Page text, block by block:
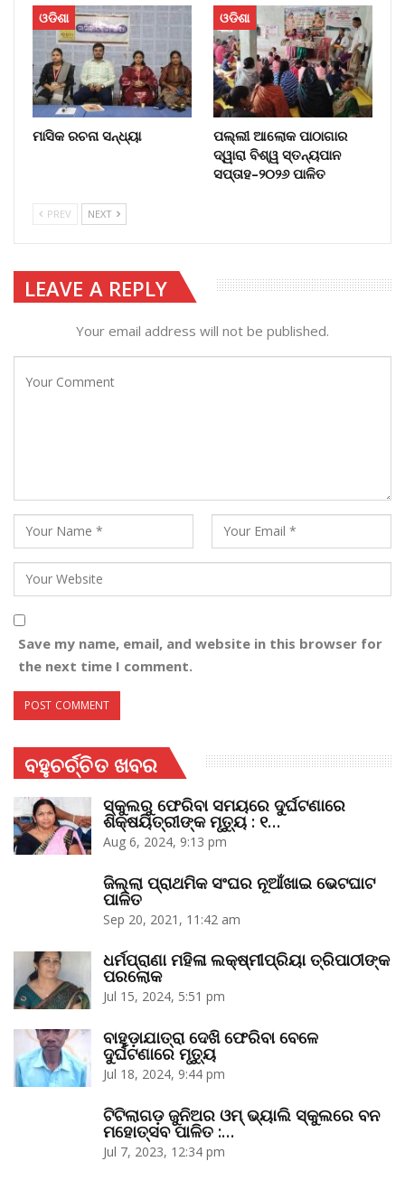
ଓଡିଶା
ମାସିକ ରଚନା ସନ୍ଧ୍ୟା
ଓଡିଶା
ପଲ୍ଲୀ ଆଲୋକ ପାଠାଗାର
ଦ୍ୱାରା ବିଶ୍ୱ ସ୍ତନ୍ୟପାନ
ସପ୍ତାହ–୨୦୨୬ ପାଳିତ
PREV NEXT
LEAVE A REPLY
Your email address will not be published.
Save my name, email, and website in this browser for
the next time I comment.
ବହୁଚର୍ଚ୍ଚିତ ଖବର
ସ୍କୁଲରୁ ଫେରିବା ସମୟରେ ଦୁର୍ଘଟଣାରେ
ଶିକ୍ଷୟିତ୍ରୀଙ୍କ ମୃତ୍ୟୁ : ୧…
Aug 6, 2024, 9:13 pm
ଜିଲ୍ଲା ପ୍ରାଥମିକ ସଂଘର ନୂଆଁଖାଇ ଭେଟଘାଟ
ପାଳିତ
Sep 20, 2021, 11:42 am
ଧର୍ମପ୍ରାଣା ମହିଳା ଲକ୍ଷ୍ମୀପ୍ରିୟା ତ୍ରିପାଠୀଙ୍କ
ପରଲୋକ
Jul 15, 2024, 5:51 pm
ବାହୁଡ଼ାଯାତ୍ରା ଦେଖି ଫେରିବା ବେଳେ
ଦୁର୍ଘଟଣାରେ ମୃତ୍ୟୁ
Jul 18, 2024, 9:44 pm
ଟିଟିଲାଗଡ଼ ଜୁନିଅର ଓମ୍‌ ଭ୍ୟାଲି ସ୍କୁଲରେ ବନ
ମହୋତ୍ସବ ପାଳିତ :…
Jul 7, 2023, 12:34 pm